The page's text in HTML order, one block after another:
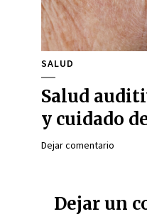
SALUD
Salud
y cuidado
Dejar comentario
Dejar un